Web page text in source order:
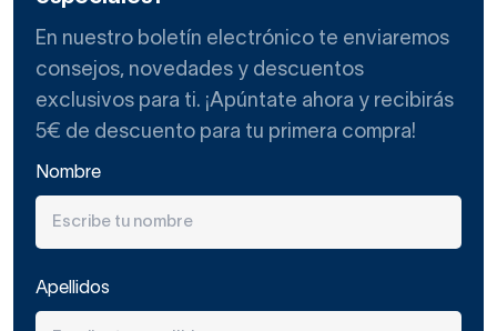
En nuestro boletín electrónico te enviaremos
consejos, novedades y descuentos
exclusivos para ti. ¡Apúntate ahora y recibirás
5€ de descuento para tu primera compra!
Nombre
Apellidos